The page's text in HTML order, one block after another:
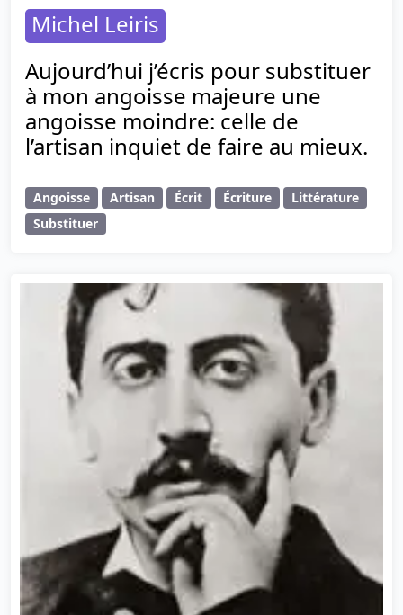
Michel Leiris
Aujourd’hui j’écris pour substituer
à mon angoisse majeure une
angoisse moindre: celle de
l’artisan inquiet de faire au mieux.
Angoisse Artisan Écrit Écriture
Littérature
Substituer